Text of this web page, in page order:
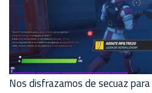
Nos disfrazamos de secuaz